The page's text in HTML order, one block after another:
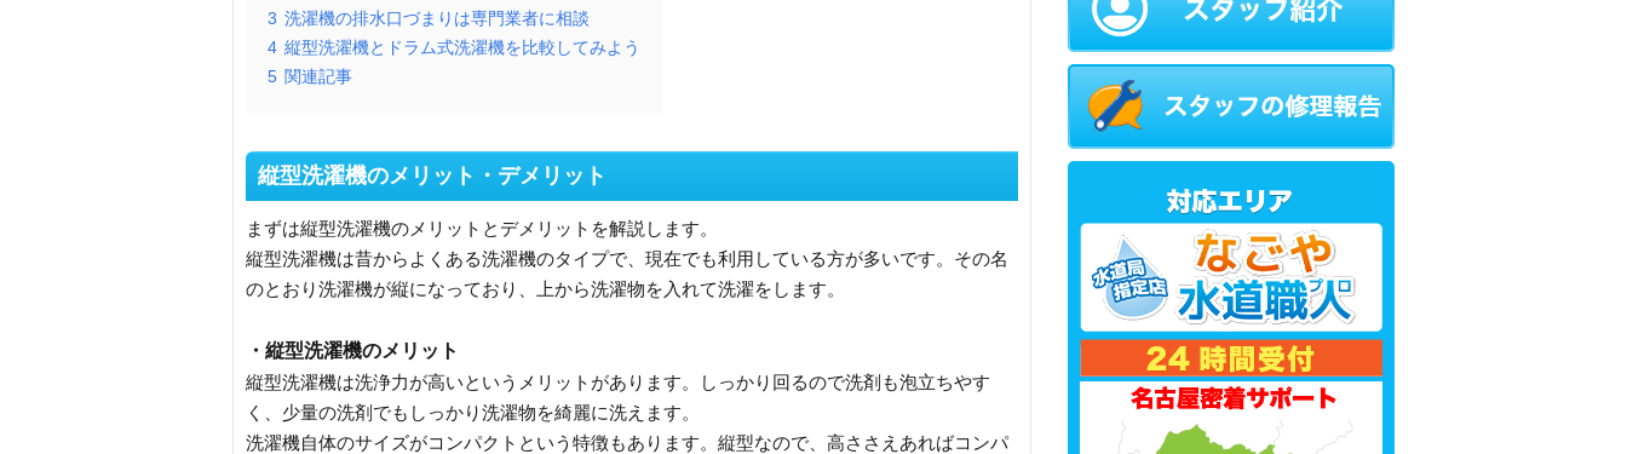
3 洗濯機の排水口づまりは専門業者に相談
4 縦型洗濯機とドラム式洗濯機を比較してみよう
5 関連記事
縦型洗濯機のメリット・デメリット
まずは縦型洗濯機のメリットとデメリットを解説します。
縦型洗濯機は昔からよくある洗濯機のタイプで、現在でも利用している方が多いです。その名
のとおり洗濯機が縦になっており、上から洗濯物を入れて洗濯をします。
・縦型洗濯機のメリット
縦型洗濯機は洗浄力が高いというメリットがあります。しっかり回るので洗剤も泡立ちやす
く、少量の洗剤でもしっかり洗濯物を綺麗に洗えます。
洗濯機自体のサイズがコンパクトという特徴もあります。縦型なので、高ささえあればコンパ